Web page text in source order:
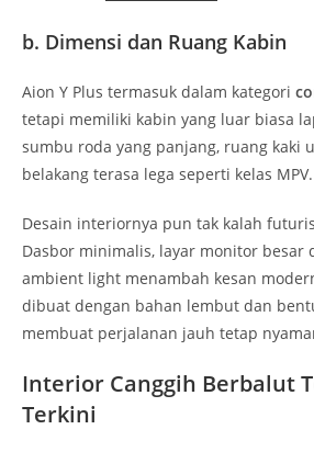
b. Dimensi dan Ruang Kabin
Aion Y Plus termasuk dalam kategori
tetapi memiliki kabin yang luar biasa
sumbu roda yang panjang, ruang kaki
belakang terasa lega seperti kelas MPV.
Desain interiornya pun tak kalah
Dasbor minimalis, layar monitor besar
ambient light menambah kesan
dibuat dengan bahan lembut dan
membuat perjalanan jauh tetap
Interior Canggih Berbalut
Terkini